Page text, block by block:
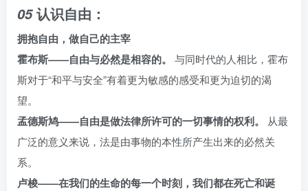
05认识自由：
拥抱自由，做自己的主宰
霍布斯——自由与必然是相容的。 与同时代的人相比，霍布
斯对于“和平与安全”有着更为敏感的感受和更为迫切的渴
望。
孟德斯鸠——自由是做法律所许可的一切事情的权利。
从最
广泛的意义来说，法是由事物的本性所产生出来的必然关
系。
卢梭——在我们的生命的每一个时刻，我们都在死亡和诞